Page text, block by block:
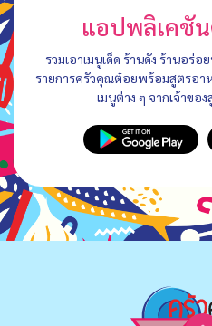
แอปพลิเคชั
รวมเอาเมนูเด็ด ร้านดัง ร้านอร่
รายการครัวคุณต๋อยพร้อมสูตรอา
เมนูต่าง ๆ จากเจ้าขอ